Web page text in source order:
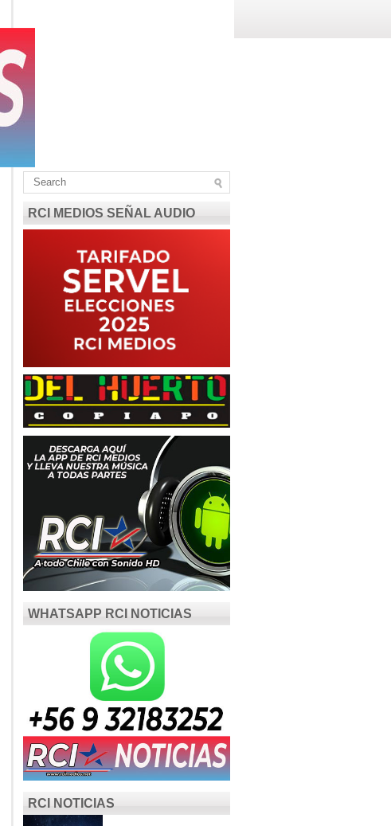
RCI MEDIOS SEÑAL AUDIO
WHATSAPP RCI NOTICIAS
RCI NOTICIAS